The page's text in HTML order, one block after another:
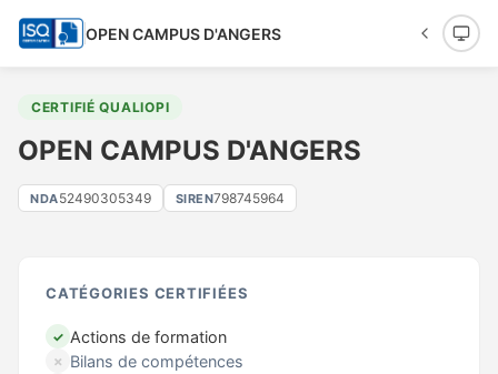
OPEN CAMPUS D'ANGERS
CERTIFIÉ QUALIOPI
OPEN CAMPUS D'ANGERS
NDA52490305349 SIREN798745964
CATÉGORIES CERTIFIÉES
✓ Actions de formation
✗ Bilans de compétences